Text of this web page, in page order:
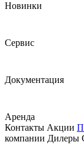
Новинки
Сервис
Документация
Аренда
Контакты Акции
компании Дилеры